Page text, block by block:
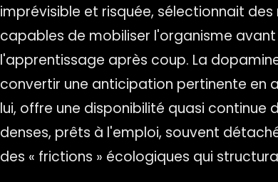
imprévisible et risquée, sélectionnait
capables de mobiliser l'organisme
l'apprentissage après coup. La
convertir une anticipation pertinente en
lui, offre une disponibilité quasi
denses, prêts à l'emploi, souvent
des « frictions » écologiques qui